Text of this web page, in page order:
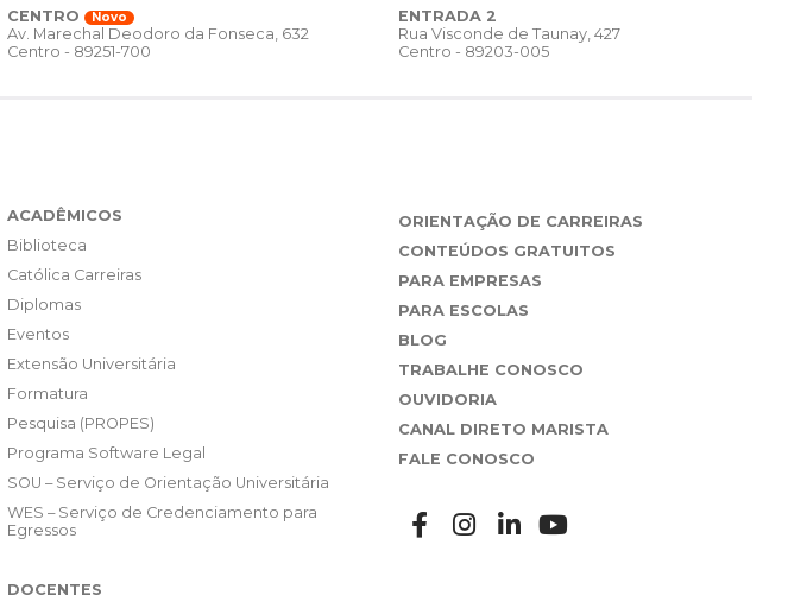
CENTRO
Novo
Av. Marechal Deodoro da Fonseca, 632
Centro - 89251-700
ENTRADA 2
Rua Visconde de Taunay, 427
Centro - 89203-005
ACADÊMICOS
Biblioteca
Católica Carreiras
Diplomas
Eventos
Extensão Universitária
Formatura
Pesquisa (PROPES)
Programa Software Legal
SOU – Serviço de Orientação Universitária
WES – Serviço de Credenciamento para
Egressos
DOCENTES
ORIENTAÇÃO DE CARREIRAS
CONTEÚDOS GRATUITOS
PARA EMPRESAS
PARA ESCOLAS
BLOG
TRABALHE CONOSCO
OUVIDORIA
CANAL DIRETO MARISTA
FALE CONOSCO